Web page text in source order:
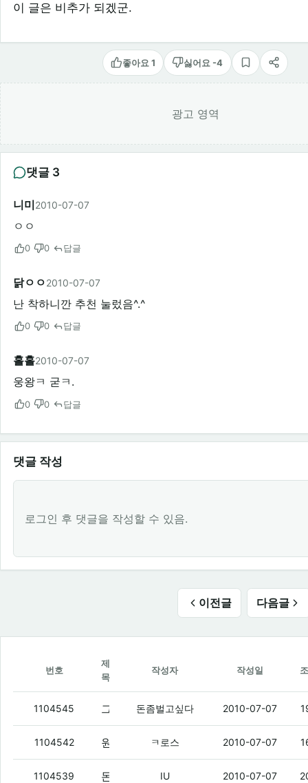
이 글은 비추가 되겠군.
좋아요 1 싫어요 -4
스크랩공유
광고 영역
댓글 3
니미2010-07-07
ㅇㅇ
0 0 답글
닭ㅇㅇ2010-07-07
난 착하니깐 추천 눌렀음^.^
0 0 답글
홀홀2010-07-07
웅왕ㅋ 굳ㅋ.
0 0 답글
댓글 작성
로그인 후 댓글을 작성할 수 있음.
이전글 다음글
번호
제
목
작성자 작성일
1104545 (4)
돈좀벌고싶다 2010-07-07
1104542 (1)
ㅋ로스 2010-07-07
1104539 (1)
IU 2010-07-07